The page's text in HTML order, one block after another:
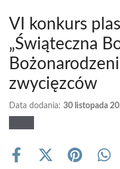
VI konkurs
„Świąteczna
zwycięzców
Data dodania: 30 listopada
Share
Share Share